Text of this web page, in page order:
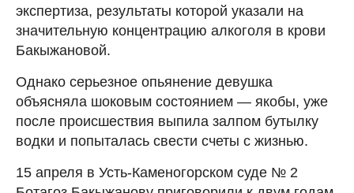
экспертиза, результаты которой указали на
значительную концентрацию алкоголя в крови
Бакыжановой.
Однако серьезное опьянение девушка
объясняла шоковым состоянием — якобы, уже
после происшествия выпила залпом бутылку
водки и попыталась свести счеты с жизнью.
15 апреля в Усть-Каменогорском суде № 2